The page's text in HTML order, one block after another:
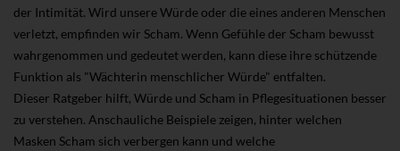
der Intimität. Wird unsere Würde oder die eines anderen Menschen
verletzt, empfinden wir Scham. Wenn Gefühle der Scham bewusst
wahrgenommen und gedeutet werden, kann diese ihre schützende
Funktion als "Wächterin menschlicher Würde" entfalten.
Dieser Ratgeber hilft, Würde und Scham in Pflegesituationen besser
zu verstehen. Anschauliche Beispiele zeigen, hinter welchen
Masken Scham sich verbergen kann und welche